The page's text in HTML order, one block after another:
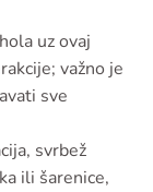
uz ovaj
važno je
sve
svrbež
ili šarenice,